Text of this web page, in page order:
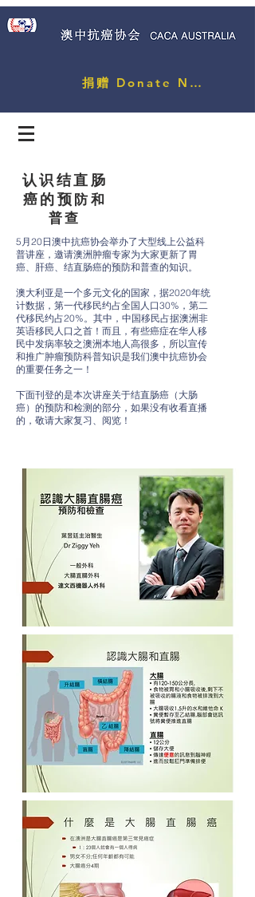
捐赠 Donate Now
认识结直肠
癌的预 防和
普查
5月20日澳中抗癌协会举办了大型线上公益科
普讲座，邀请澳洲肿瘤专家为大家更新了胃
癌、肝癌、结直肠癌的预防和普查的知识。
澳大利亚是一个多元文化的国家，据2020年统
计数据，第一代移民约占全国人口30%，第二
代移民约占20%。其中，中国移民占据澳洲非
英语移民人口之首！而且，有些癌症在华人移
民中发病率较之澳洲本地人高很多，所以宣传
和推广肿瘤预防科普知识是我们澳中抗癌协会
的重要任务之一！
下面刊登的是本次讲座关于结直肠癌（大肠
癌）的预防和检测的部分，如果没有收看直播
的，敬请大家复习、阅览！